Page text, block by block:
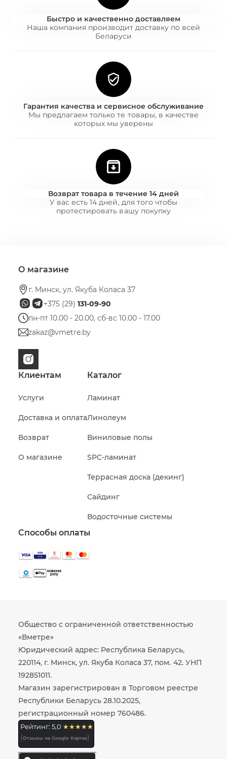
Быстро и качественно доставляем
Наша компания производит доставку по всей
Беларуси
Гарантия качества и сервисное обслуживание
Мы предлагаем только те товары, в качестве
которых мы уверены
Возврат товара в течение 14 дней
У вас есть 14 дней, для того чтобы
протестировать вашу покупку
О магазине
г. Минск, ул. Якуба Коласа 37
+375 (29)131-09-90
пн-пт 10.00 - 20.00, сб-вс 10.00 - 17.00
zakaz@vmetre.by
Клиентам
Услуги
Доставка и оплата
Возврат
О магазине
Каталог
Ламинат
Линолеум
Виниловые полы
SPC-ламинат
Террасная доска (декинг)
Сайдинг
Водосточные системы
Способы оплаты
Общество с ограниченной ответственностью
«Вметре»
Юридический адрес: Республика Беларусь,
220114, г. Минск, ул. Якуба Коласа 37, пом. 42. УНП
192851011.
Магазин зарегистрирован в Торговом реестре
Республики Беларусь 28.10.2025,
регистрационный номер 760486.
Рейтинг: 5,0 ★★★★★
(Отзывы на Google Картах)